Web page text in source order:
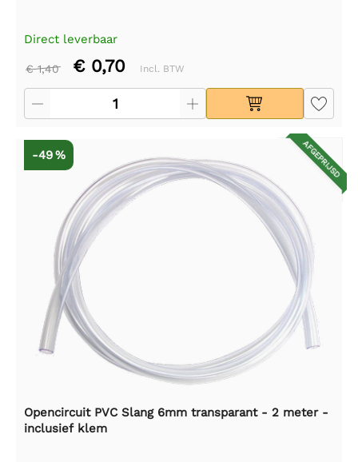
Direct leverbaar
€ 1,40 € 0,70 Incl. BTW
AFGEPRIJSD
-49 %
Opencircuit PVC Slang 6mm transparant - 2 meter -
inclusief klem